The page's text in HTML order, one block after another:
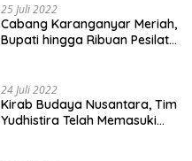
25 Juli 2022
Cabang Karanganyar Meriah,
Bupati hingga Ribuan Pesilat
24 Juli 2022
Kirab Budaya Nusantara, Tim
Yudhistira Telah Memasuki